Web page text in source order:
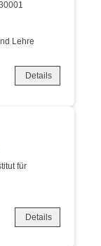
Lehre
Details
für
Details